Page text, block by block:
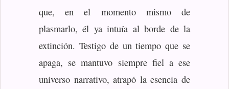
que, en el momento mismo de
plasmarlo, él ya intuía al borde de la
extinción. Testigo de un tiempo que se
apaga, se mantuvo siempre fiel a ese
universo narrativo, atrapó la esencia de